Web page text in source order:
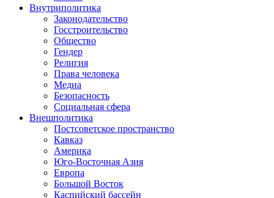
Внутриполитика
Законодательство
Госстроительство
Общество
Гендер
Религия
Права человека
Медиа
Безопасность
Социальная сфера
Внешполитика
Постсоветское пространство
Кавказ
Америка
Юго-Восточная Азия
Европа
Большой Восток
Каспийский бассейн